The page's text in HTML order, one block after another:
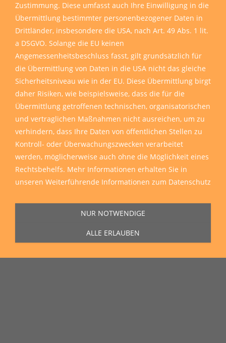
Sie erreichen uns Montag bis Freitag von 11:00 Uhr bis 16:00 Uhr unter
der Rufnummer0271 77 00 10 50in unserem Showroom in der Hagener
Straße 129, 57072 Siegen.
Unser Lieferservice
Zustimmung. Diese umfasst auch Ihre Einwilligung in die
Übermittlung bestimmter personenbezogener Daten in
Drittländer, insbesondere die USA, nach Art. 49 Abs. 1 lit.
a DSGVO. Solange die EU keinen
Angemessenheitsbeschluss fasst, gilt grundsätzlich für
die Übermittlung von Daten in die USA nicht das gleiche
Sicherheitsniveau wie in der EU. Diese Übermittlung birgt
daher Risiken, wie beispielsweise, dass die für die
Übermittlung getroffenen technischen, organisatorischen
und vertraglichen Maßnahmen nicht ausreichen, um zu
verhindern, dass Ihre Daten von öffentlichen Stellen zu
Kontroll- oder Überwachungszwecken verarbeitet
werden, möglicherweise auch ohne die Möglichkeit eines
Rechtsbehelfs. Mehr Informationen erhalten Sie in
unseren Weiterführende Informationen zum Datenschutz
NUR NOTWENDIGE
ALLE ERLAUBEN